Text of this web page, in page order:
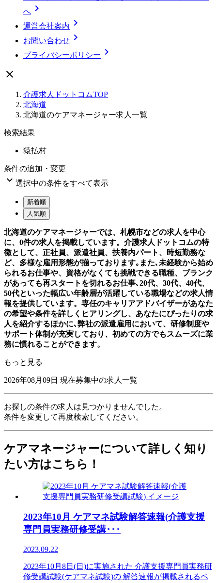
へ 
運営会社案内 
お問い合わせ 
プライバシーポリシー 

介護求人ドットコムTOP
北海道
北海道のケアマネージャー求人一覧
検索結果
猿払村
条件の追加・変更
 選択中の条件をすべて表示
新着順
人気順
北海道のケアマネージャーでは、札幌市などの求人を中心
に、0件の求人を掲載しています。介護求人ドットコムの特
徴として、正社員、派遣社員、扶養内パート、時短勤務な
ど、多様な雇用形態が揃っております｡また､未経験から始め
られるお仕事や、資格がなくても挑戦できる職種、ブランク
があっても再スタートを切れるお仕事､20代、30代、40代、
50代といった幅広い年齢層が活躍している職場などの求人情
報を提供しています。専任のキャリアアドバイザーがあなた
の希望や条件を詳しくヒアリングし、あなたにぴったりの求
人を紹介するほかに､弊社の派遣雇用において、研修制度や
サポート体制が充実しており、初めての方でもスムーズに業
務に慣れることができます。
もっと見る
2026年08月09日 現在募集中の求人一覧
お探しの条件の求人は見つかりませんでした。
条件を変更して再度検索してください。
ケアマネージャーについて詳しく知り
たい方はこちら！
2023年10月 ケアマネ試験解答速報(介護支援
専門員実務研修受講･･･
2023.09.22
2023年10月8日(日)に実施された 介護支援専門員実務研
修受講試験(ケアマネ試験)の 解答速報が掲載されるペ